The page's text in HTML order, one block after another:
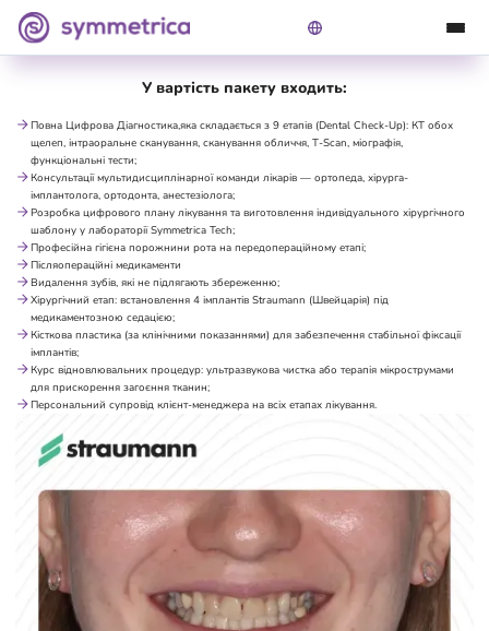
ПАКЕТ ALL-ON-4 — ОДНА ЩЕЛЕПА, STRAUMANN
У вартість пакету входить:
Повна Цифрова Діагностика,яка складається з 9 етапів (Dental Check-Up): КТ обох
щелеп, інтраоральне сканування, сканування обличчя, T-Scan, міографія,
функціональні тести;
Консультації мультидисциплінарної команди лікарів — ортопеда, хірурга-
імплантолога, ортодонта, анестезіолога;
Розробка цифрового плану лікування та виготовлення індивідуального хірургічного
шаблону у лабораторії Symmetrica Tech;
Професійна гігієна порожнини рота на передопераційному етапі;
Післяопераційні медикаменти
Видалення зубів, які не підлягають збереженню;
Хірургічний етап: встановлення 4 імплантів Straumann (Швейцарія) під
медикаментозною седацією;
Кісткова пластика (за клінічними показаннями) для забезпечення стабільної фіксації
імплантів;
Курс відновлювальних процедур: ультразвукова чистка або терапія мікрострумами
для прискорення загоєння тканин;
Персональний супровід клієнт-менеджера на всіх етапах лікування.